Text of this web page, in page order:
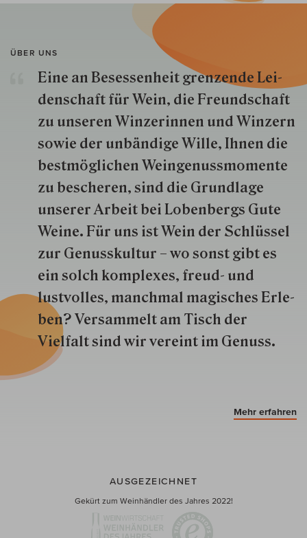
ÜBER UNS
Eine an Besessenheit gren­zende Lei­
den­schaft für Wein, die Freund­schaft
zu unseren Win­zer­innen und Win­zern
so­wie der un­bän­dige Wille, Ihnen die
best­mög­lich­en Wein­genuss­momente
zu besche­ren, sind die Grund­lage
unserer Arbeit bei Lobenbergs Gute
Weine. Für uns ist Wein der Schlüs­sel
zur Genuss­kultur – wo sonst gibt es
ein solch kom­plexes, freud- und
lustvolles, manchmal ma­gisch­es Er­le­
ben? Versammelt am Tisch der
Vielfalt sind wir ver­eint im Genuss.
Mehr erfahren
AUSGEZEICHNET
Gekürt zum Weinhändler des Jahres 2022!